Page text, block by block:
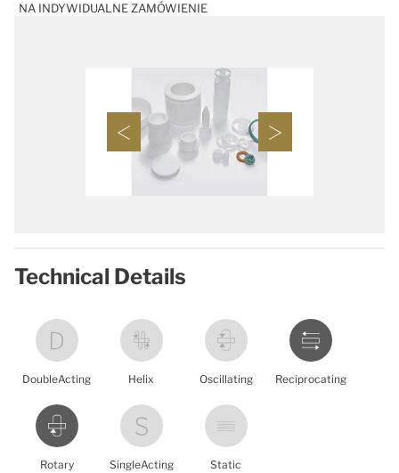
NA INDYWIDUALNE ZAMÓWIENIE
Technical Details
DoubleActing Helix Oscillating Reciprocating
Rotary SingleActing Static